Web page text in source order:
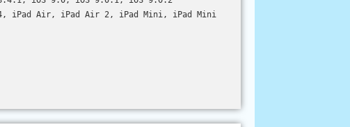
4, iPad Air, iPad Air 2, iPad Mini, iPad Mini